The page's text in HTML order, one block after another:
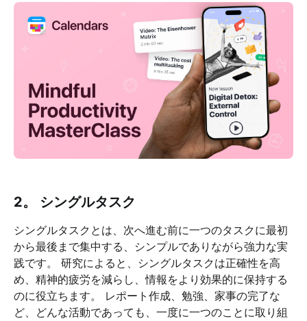
2。 シングルタスク
シングルタスクとは、次へ進む前に一つのタスクに最初
から最後まで集中する、シンプルでありながら強力な実
践です。 研究によると、シングルタスクは正確性を高
め、精神的疲労を減らし、情報をより効果的に保持する
のに役立ちます。 レポート作成、勉強、家事の完了な
ど、どんな活動であっても、一度に一つのことに取り組